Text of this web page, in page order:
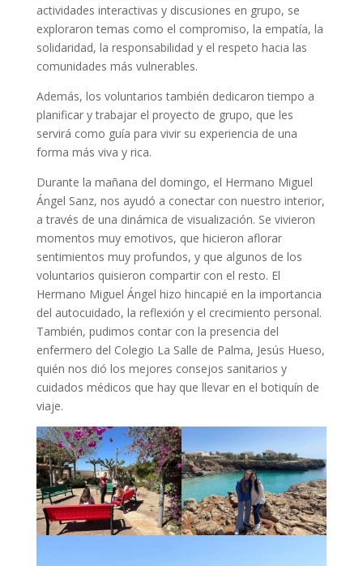
actividades interactivas y discusiones en grupo, se
exploraron temas como el compromiso, la empatía, la
solidaridad, la responsabilidad y el respeto hacia las
comunidades más vulnerables.
Además, los voluntarios también dedicaron tiempo a
planificar y trabajar el proyecto de grupo, que les
servirá como guía para vivir su experiencia de una
forma más viva y rica.
Durante la mañana del domingo, el Hermano Miguel
Ángel Sanz, nos ayudó a conectar con nuestro interior,
a través de una dinámica de visualización. Se vivieron
momentos muy emotivos, que hicieron aflorar
sentimientos muy profundos, y que algunos de los
voluntarios quisieron compartir con el resto. El
Hermano Miguel Ángel hizo hincapié en la importancia
del autocuidado, la reflexión y el crecimiento personal.
También, pudimos contar con la presencia del
enfermero del Colegio La Salle de Palma, Jesús Hueso,
quién nos dió los mejores consejos sanitarios y
cuidados médicos que hay que llevar en el botiquín de
viaje.